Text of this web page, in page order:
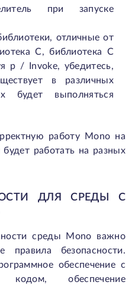
при запуске
отличные от
C, библиотека C
p / Invoke, убедитесь,
в различных
будет выполняться
работу Mono на
работать на разных
ДЛЯ СРЕДЫ С
среды Mono важно
правила безопасности.
обеспечение с
обеспечение